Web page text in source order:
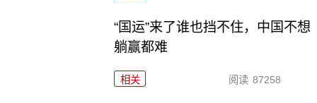
“国运”来了谁也挡不住，中国不想
躺赢都难
相关 阅读 87258